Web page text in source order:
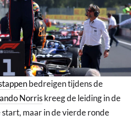
bedreigen tijdens de
Norriskreeg de leiding in de
maar in de vierde ronde